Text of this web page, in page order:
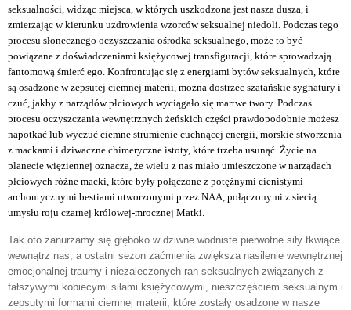
seksualności, widząc miejsca, w których uszkodzona jest nasza dusza, i
zmierzając w kierunku uzdrowienia wzorców seksualnej niedoli. Podczas tego
procesu słonecznego oczyszczania ośrodka seksualnego, może to być
powiązane z doświadczeniami księżycowej transfiguracji, które sprowadzają
fantomową śmierć ego. Konfrontując się z energiami bytów seksualnych, które
są osadzone w zepsutej ciemnej materii, można dostrzec szatańskie sygnatury i
czuć, jakby z narządów płciowych wyciągało się martwe twory. Podczas
procesu oczyszczania wewnętrznych żeńskich części prawdopodobnie możesz
napotkać lub wyczuć ciemne strumienie cuchnącej energii, morskie stworzenia
z mackami i dziwaczne chimeryczne istoty, które trzeba usunąć. Życie na
planecie więziennej oznacza, że wielu z nas miało umieszczone w narządach
płciowych różne macki, które były połączone z potężnymi cienistymi
archontycznymi bestiami utworzonymi przez NAA, połączonymi z siecią
umysłu roju czarnej królowej-mrocznej Matki.
Tak oto zanurzamy się głęboko w dziwne wodniste pierwotne siły tkwiące
wewnątrz nas, a ostatni sezon zaćmienia zwiększa nasilenie wewnętrznej
emocjonalnej traumy i niezaleczonych ran seksualnych związanych z
fałszywymi kobiecymi siłami księżycowymi, nieszczęściem seksualnym i
zepsutymi formami ciemnej materii, które zostały osadzone w nasze